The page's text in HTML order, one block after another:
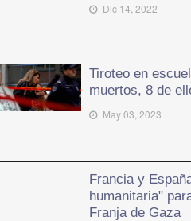
Dic 14, 2022
Tiroteo en
muertos, 8 de
May 03, 2023
Francia y
humanitaria"
Franja de Gaza